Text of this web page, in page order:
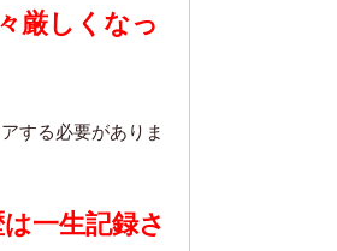
厳しくなっ
する必要がありま
一生記録さ